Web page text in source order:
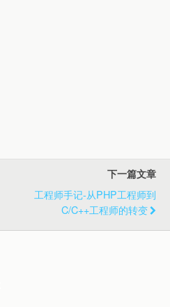
下一篇文章
工程师手记-从PHP工程师到
C/C++工程师的转变